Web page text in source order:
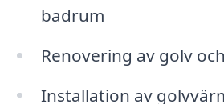
badrum
Renovering av golv
Installation av